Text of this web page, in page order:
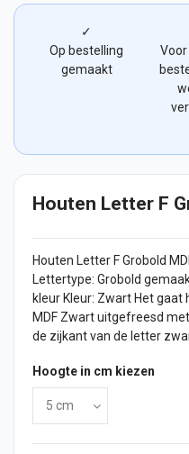
✓
Op bestelling
gemaakt
Houten Letter F
Houten Letter F Grobold
Lettertype: Grobold
kleur Kleur: Zwart Het gaat
MDF Zwart uitgefreesd
de zijkant van de letter
Hoogte in cm kiezen